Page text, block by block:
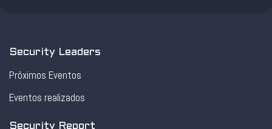
Security Leaders
Próximos Eventos
Eventos realizados
Security Report